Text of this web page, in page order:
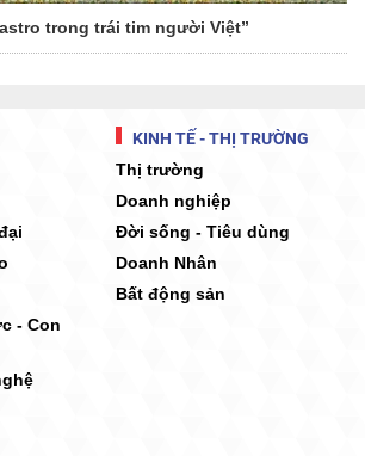
trong trái tim người Việt”
- Con
KINH TẾ - THỊ TRƯỜNG
Thị trường
Doanh nghiệp
Đời sống - Tiêu dùng
Doanh Nhân
Bất động sản